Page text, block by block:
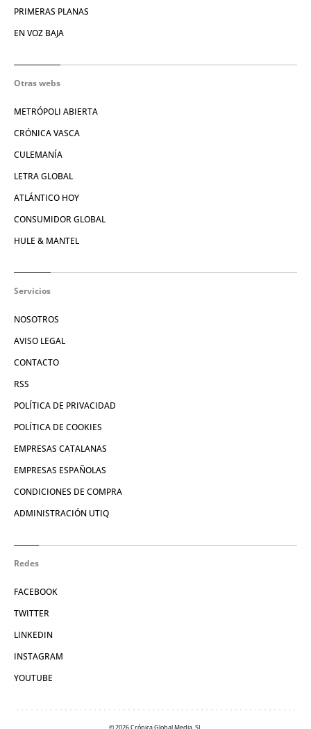
PRIMERAS PLANAS
EN VOZ BAJA
Otras webs
METRÓPOLI ABIERTA
CRÓNICA VASCA
CULEMANÍA
LETRA GLOBAL
ATLÁNTICO HOY
CONSUMIDOR GLOBAL
HULE & MANTEL
Servicios
NOSOTROS
AVISO LEGAL
CONTACTO
RSS
POLÍTICA DE PRIVACIDAD
POLÍTICA DE COOKIES
EMPRESAS CATALANAS
EMPRESAS ESPAÑOLAS
CONDICIONES DE COMPRA
ADMINISTRACIÓN UTIQ
Redes
FACEBOOK
TWITTER
LINKEDIN
INSTAGRAM
YOUTUBE